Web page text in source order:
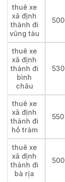
thuê xe
xã định
thành đi
vũng tàu
500
thuê xe
xã định
thành đi
bình
châu
530
thuê xe
xã định
thành đi
hồ tràm
550
thuê xe
xã định
thành đi
bà rịa
500